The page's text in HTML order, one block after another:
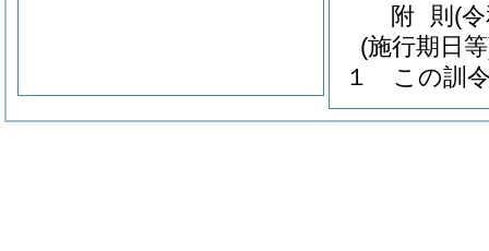
附 則 (
(施行期日
１
この訓